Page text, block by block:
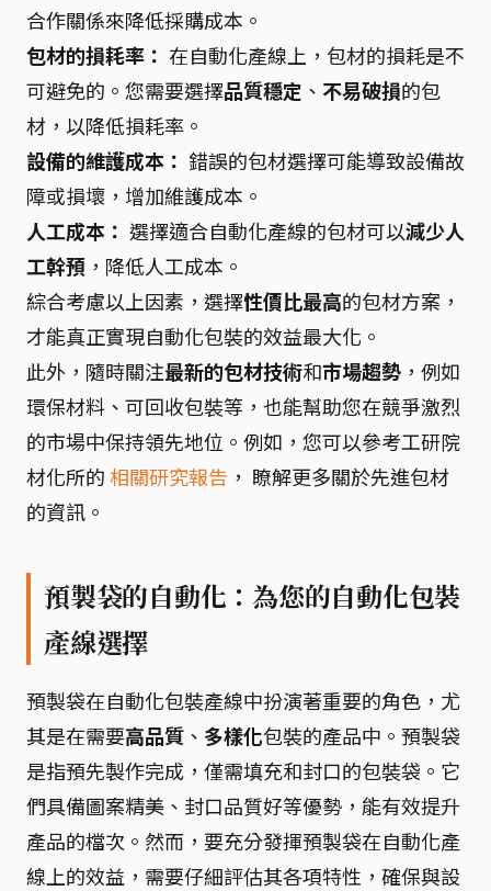
合作關係來降低採購成本。
包材的損耗率： 在自動化產線上，包材的損耗是不
可避免的。您需要選擇品質穩定 、 不易破損的包
材，以降低損耗率。
設備的維護成本： 錯誤的包材選擇可能導致設備故
障或損壞，增加維護成本。
人工成本： 選擇適合自動化產線的包材可以減少人
工幹預 ，降低人工成本。
綜合考慮以上因素，選擇性價比最高的包材方案，
才能真正實現自動化包裝的效益最大化。
此外，隨時關注最新的包材技術和市場趨勢 ，例如
環保材料、可回收包裝等，也能幫助您在競爭激烈
的市場中保持領先地位。例如，您可以參考工研院
材化所的相關研究報告 ， 瞭解更多關於先進包材
的資訊。
預製袋的自動化：為您的自動化包裝
產線選擇
預製袋在自動化包裝產線中扮演著重要的角色，尤
其是在需要高品質 、 多樣化包裝的產品中。預製袋
是指預先製作完成，僅需填充和封口的包裝袋。它
們具備圖案精美、封口品質好等優勢，能有效提升
產品的檔次。然而，要充分發揮預製袋在自動化產
線上的效益，需要仔細評估其各項特性，確保與設